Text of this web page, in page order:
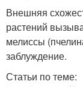
Внешняя
растений
мелиссы
заблуждение.
Статьи по теме: